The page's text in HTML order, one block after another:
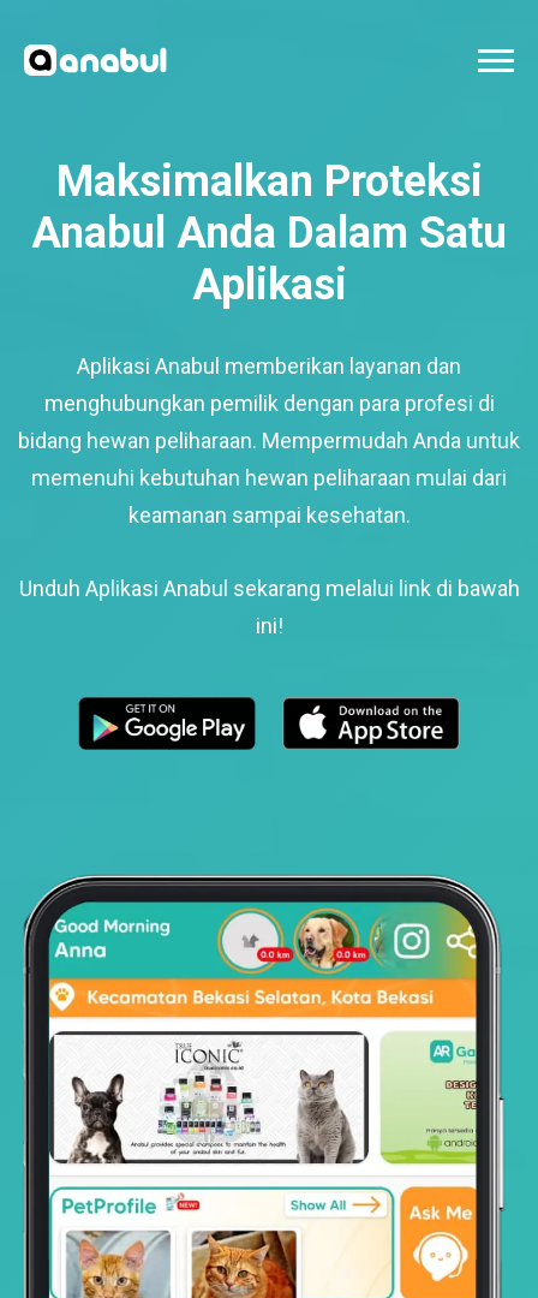
Maksimalkan Proteksi
Anabul Anda Dalam Satu
Aplikasi
Aplikasi Anabul memberikan layanan dan
menghubungkan pemilik dengan para profesi di
bidang hewan peliharaan. Mempermudah Anda untuk
memenuhi kebutuhan hewan peliharaan mulai dari
keamanan sampai kesehatan.
Unduh Aplikasi Anabul sekarang melalui link di bawah
ini!